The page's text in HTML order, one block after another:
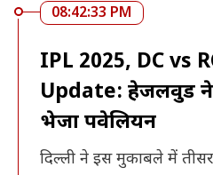
08:42:33 PM
IPL 2025, DC vs
Update: हेजलवुड ने
भेजा पवेलियन
दिल्ली ने इस मुकाबले में